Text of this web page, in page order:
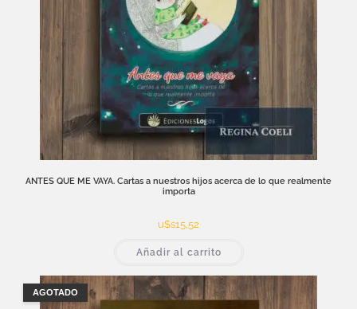
ANTES QUE ME VAYA. Cartas a nuestros hijos acerca de lo que realmente
importa
u$s15,52
Añadir al carrito
AGOTADO